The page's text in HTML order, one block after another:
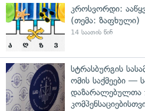
კროსვორდი:
(თემა: ზაფხული)
14 საათის წინ
სტრასბურგის
ომის საქმეები —
დაზარალებულთა